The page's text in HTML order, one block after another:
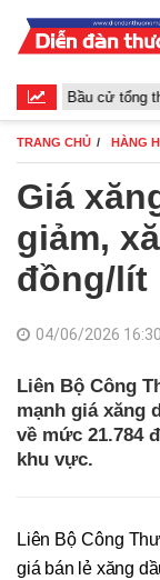
Bầu cử tổng
TRANG CHỦ HÀNG
Giá
giảm,
đồng/lít
04/06/2026 16:30
Liên Bộ Công
mạnh giá xăng
về mức 21.784
khu vực.
Liên Bộ Công
giá bán lẻ xăng